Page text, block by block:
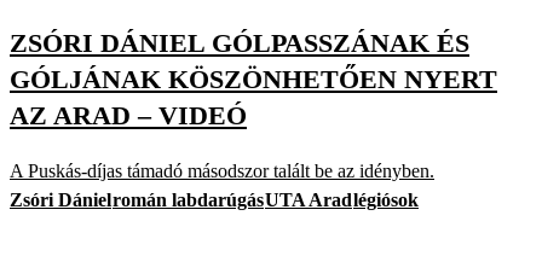
ZSÓRI DÁNIEL GÓLPASSZÁNAK ÉS
GÓLJÁNAK KÖSZÖNHETŐEN NYERT
AZ ARAD – VIDEÓ
A Puskás-díjas támadó másodszor talált be az idényben.
Zsóri Dánielromán labdarúgásUTA Aradlégiósok